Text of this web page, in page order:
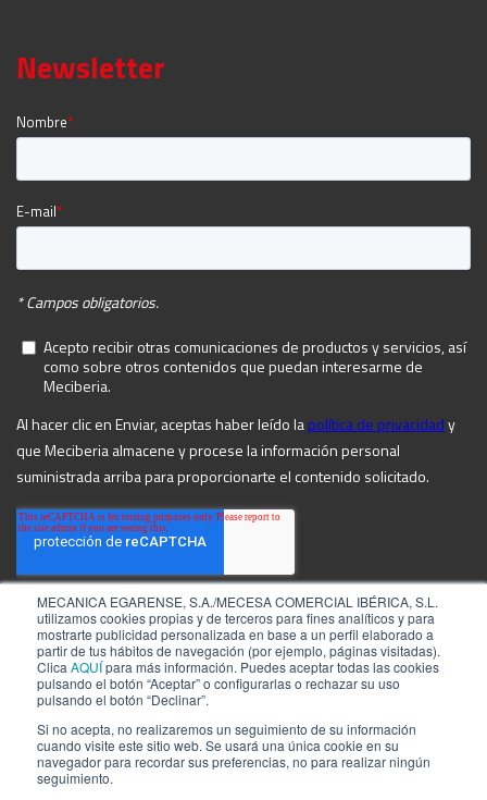
MECANICA EGARENSE, S.A./MECESA COMERCIAL IBÉRICA, S.L.
utilizamos cookies propias y de terceros para fines analíticos y para
mostrarte publicidad personalizada en base a un perfil elaborado a
partir de tus hábitos de navegación (por ejemplo, páginas visitadas).
Clica AQUÍpara más información. Puedes aceptar todas las cookies
pulsando el botón “Aceptar” o configurarlas o rechazar su uso
pulsando el botón “Declinar”.
Si no acepta, no realizaremos un seguimiento de su información
cuando visite este sitio web. Se usará una única cookie en su
navegador para recordar sus preferencias, no para realizar ningún
seguimiento.
©2026 by MECIBERIA
Aviso Legal